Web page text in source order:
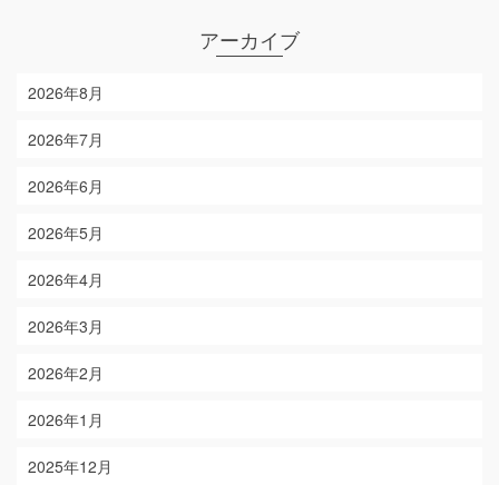
アーカイブ
2026年8月
2026年7月
2026年6月
2026年5月
2026年4月
2026年3月
2026年2月
2026年1月
2025年12月